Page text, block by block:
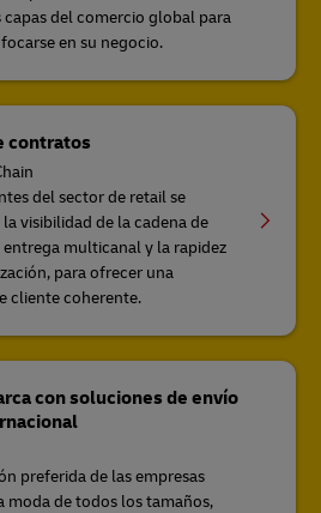
capas del comercio global para
en su negocio.
contratos
del sector de retail se
visibilidad de la cadena de
multicanal y la rapidez
para ofrecer una
cliente coherente.
con soluciones de envío
preferida de las empresas
moda de todos los tamaños,